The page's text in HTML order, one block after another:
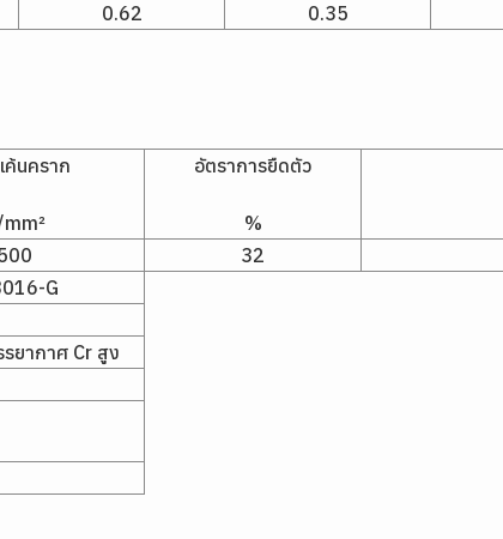
0.62 0.35
ค้นคราก อัตราการยืดตัว
%
32
G
ยากาศ Cr สูง